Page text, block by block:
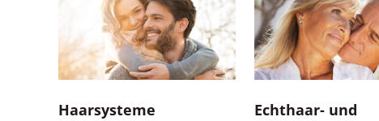
Haarsysteme
Echthaar- und